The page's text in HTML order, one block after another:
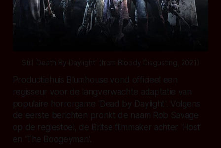
Still 'Death By Daylight' (from Bloody Disgusting, 2021)
Productiehuis Blumhouse vond officieel een
regisseur voor de langverwachte adaptatie van
populaire horrorgame 'Dead by Daylight'. Volgens
de eerste berichten pronkt de naam Rob Savage
op de regiestoel, de Britse filmmaker achter 'Host'
en 'The Boogeyman'.